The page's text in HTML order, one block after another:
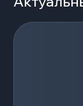
Загрузка событий...